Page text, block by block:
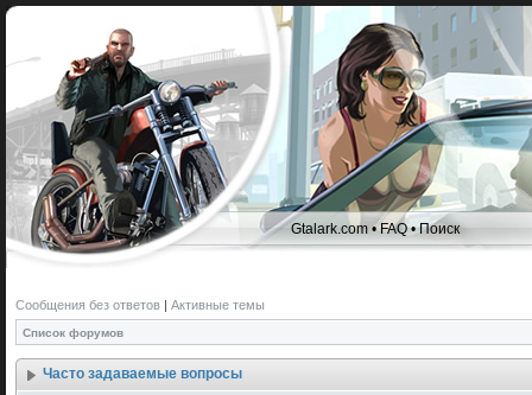
Gtalark.com •FAQ•Поиск
Сообщения без ответов | Активные темы
Список форумов
Часто задаваемые вопросы